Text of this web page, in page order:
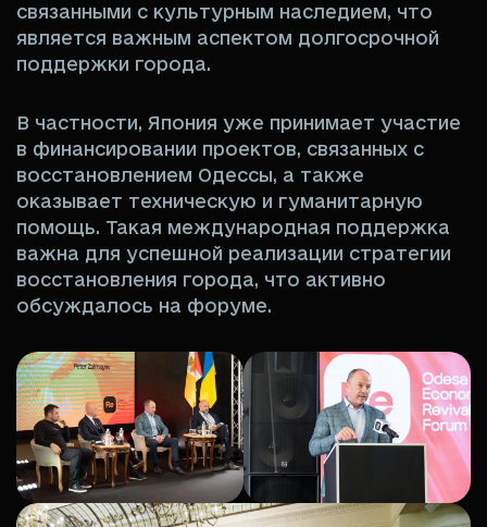
связанными с культурным наследием, что
является важным аспектом долгосрочной
поддержки города.
В частности, Япония уже принимает участие
в финансировании проектов, связанных с
восстановлением Одессы, а также
оказывает техническую и гуманитарную
помощь. Такая международная поддержка
важна для успешной реализации стратегии
восстановления города, что активно
обсуждалось на форуме.